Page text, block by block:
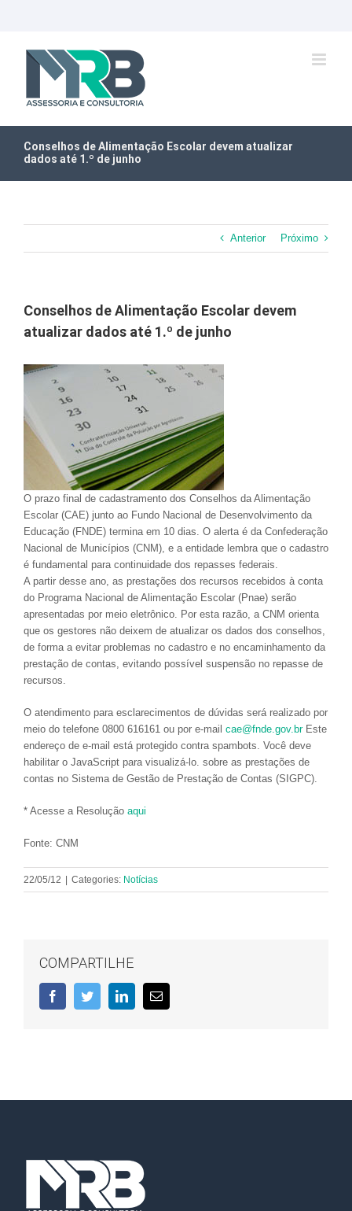
Conselhos de Alimentação Escolar devem atualizar
dados até 1.º de junho
Anterior Próximo
Conselhos de Alimentação Escolar devem
atualizar dados até 1.º de junho
O prazo final de cadastramento dos Conselhos da Alimentação
Escolar (CAE) junto ao Fundo Nacional de Desenvolvimento da
Educação (FNDE) termina em 10 dias. O alerta é da Confederação
Nacional de Municípios (CNM), e a entidade lembra que o cadastro
é fundamental para continuidade dos repasses federais.
A partir desse ano, as prestações dos recursos recebidos à conta
do Programa Nacional de Alimentação Escolar (Pnae) serão
apresentadas por meio eletrônico. Por esta razão, a CNM orienta
que os gestores não deixem de atualizar os dados dos conselhos,
de forma a evitar problemas no cadastro e no encaminhamento da
prestação de contas, evitando possível suspensão no repasse de
recursos.
O atendimento para esclarecimentos de dúvidas será realizado por
meio do telefone 0800 616161 ou por e-mail cae@fnde.gov.brEste
endereço de e-mail está protegido contra spambots. Você deve
habilitar o JavaScript para visualizá-lo. sobre as prestações de
contas no Sistema de Gestão de Prestação de Contas (SIGPC).
* Acesse a Resolução aqui
Fonte: CNM
22/05/12 Categories: Notícias
COMPARTILHE
FacebookTwitterLinkedIn
E-
mail